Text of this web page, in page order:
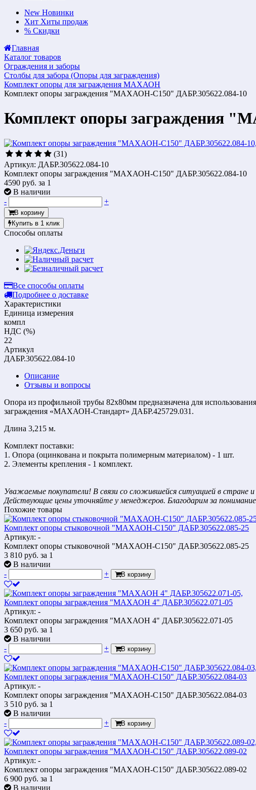
New Новинки
Хит Хиты продаж
% Скидки
Главная
Каталог товаров
Ограждения и заборы
Столбы для забора (Опоры для заграждения)
Комплект опоры для заграждения МАХАОН
Комплект опоры заграждения "МАХАОН-С150" ДАБР.305622.084-10
Комплект опоры заграждения
(31)
Артикул: ДАБР.305622.084-10
Комплект опоры заграждения "МАХАОН-С150" ДАБР.305622.084-10
4590 руб. за 1
В наличии
-
+
В корзину
Купить в 1 клик
Способы оплаты
Все способы оплаты
Подробнее о доставке
Характеристики
Единица измерения
компл
НДС (%)
22
Артикул
ДАБР.305622.084-10
Описание
Отзывы и вопросы
Опора из профильной трубы 82х80мм предназначена для использования
заграждения «МАХАОН-Стандарт» ДАБР.425729.031.
Длина 3,215 м.
Комплект поставки:
1. Опора (оцинкована и покрыта полимерным материалом) - 1 шт.
2. Элементы крепления - 1 комплект.
Уважаемые покупатели! В связи со сложившейся ситуацией в
Действующие цены уточняйте у менеджеров. Благодарим за
Похожие товары
Комплект опоры стыковочной "МАХАОН-С150" ДАБР.305622.085-25
Артикул: -
Комплект опоры стыковочной "МАХАОН-С150" ДАБР.305622.085-25
3 810 руб. за 1
В наличии
-
+ В корзину
Комплект опоры заграждения "МАХАОН 4" ДАБР.305622.071-05
Артикул: -
Комплект опоры заграждения "МАХАОН 4" ДАБР.305622.071-05
3 650 руб. за 1
В наличии
-
+ В корзину
Комплект опоры заграждения "МАХАОН-С150" ДАБР.305622.084-03
Артикул: -
Комплект опоры заграждения "МАХАОН-С150" ДАБР.305622.084-03
3 510 руб. за 1
В наличии
-
+ В корзину
Комплект опоры заграждения "МАХАОН-С150" ДАБР.305622.089-02
Артикул: -
Комплект опоры заграждения "МАХАОН-С150" ДАБР.305622.089-02
6 900 руб. за 1
В наличии